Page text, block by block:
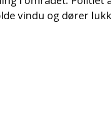
vindu og dører